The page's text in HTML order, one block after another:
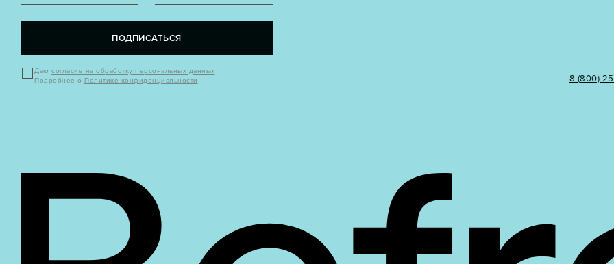
ПОДПИСАТЬСЯ
Даю согласие на обработку персональных данных
Подробнее о Политике конфиденциальности 8 (800)